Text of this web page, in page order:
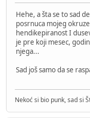
Hehe, a šta se to sad
posrnuca mojeg
hendikepiranost I
je pre koji mesec,
njega...
Sad još samo da se
Nekoć si bio punk, sad si